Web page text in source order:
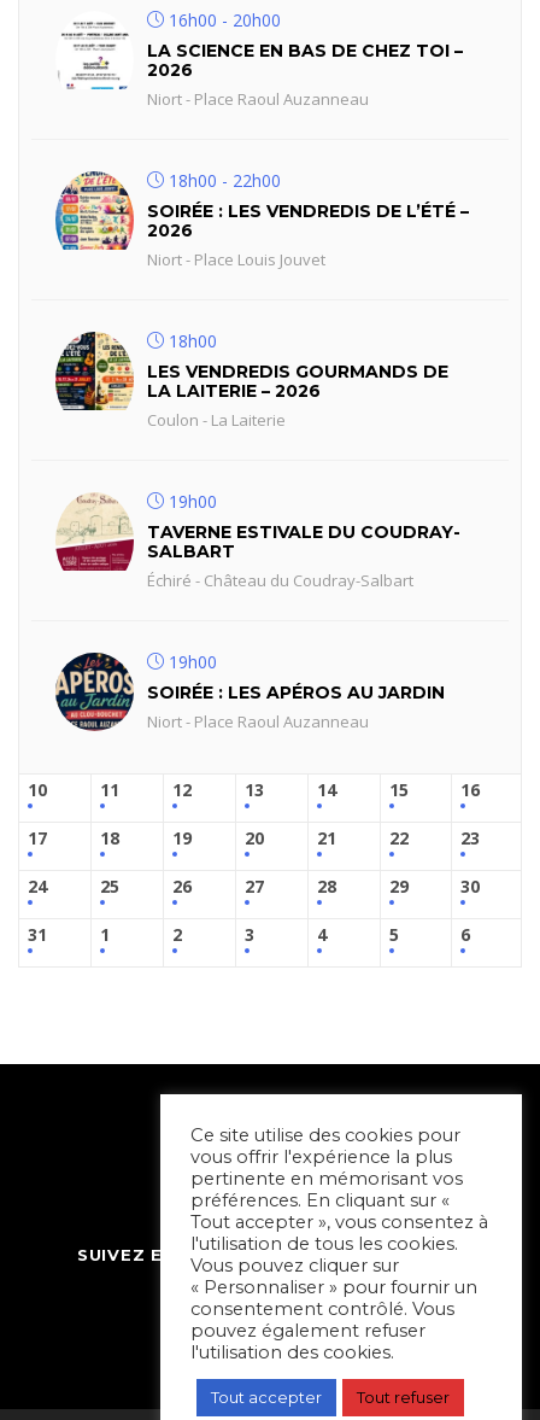
16h00 - 20h00
LA SCIENCE EN BAS DE CHEZ TOI –
2026
Niort - Place Raoul Auzanneau
18h00 - 22h00
SOIRÉE : LES VENDREDIS DE L’ÉTÉ –
2026
Niort - Place Louis Jouvet
18h00
LES VENDREDIS GOURMANDS DE
LA LAITERIE – 2026
Coulon - La Laiterie
19h00
TAVERNE ESTIVALE DU COUDRAY-
SALBART
Échiré - Château du Coudray-Salbart
19h00
SOIRÉE : LES APÉROS AU JARDIN
Niort - Place Raoul Auzanneau
10 11 12 13 14 15 16
17 18 19 20 21 22 23
24 25 26 27 28 29 30
31 1 2 3 4 5 6
SUIVEZ ET CONTACTEZ SORTIR À NIORT
Ce site utilise des cookies pour
vous offrir l'expérience la plus
pertinente en mémorisant vos
préférences. En cliquant sur «
Tout accepter », vous consentez à
l'utilisation de tous les cookies.
Vous pouvez cliquer sur
« Personnaliser » pour fournir un
consentement contrôlé. Vous
pouvez également refuser
l'utilisation des cookies.
Tout accepter Tout refuser